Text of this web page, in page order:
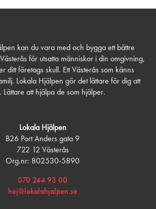
kan du vara med och bygga ett bättre
för utsatta människor i din omgivning,
ditt företags skull. Ett Västerås som känns
Lokala Hjälpen gör det lättare för dig att
Lättare att hjälpa de som hjälper.
Lokala Hjälpen
B26 Port Anders gata 9
722 12 Västerås
Org.nr: 802530-5890
070 244 93 00
hej@lokalahjalpen.se